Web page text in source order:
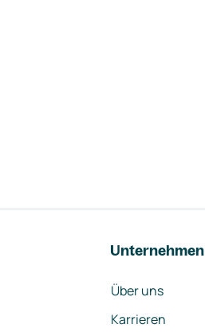
Unternehmen
Über uns
Karrieren